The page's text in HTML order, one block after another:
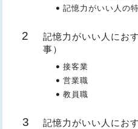
記憶力がいい人の
記憶力がいい人にお
事）
接客業
営業職
教員職
記憶力がいい人にお